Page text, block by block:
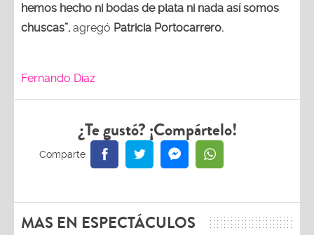
hemos hecho ni bodas de plata ni nada así somos
chuscas”, agregó Patricia Portocarrero.
Fernando Díaz
¿Te gustó? ¡Compártelo!
MAS EN ESPECTÁCULOS